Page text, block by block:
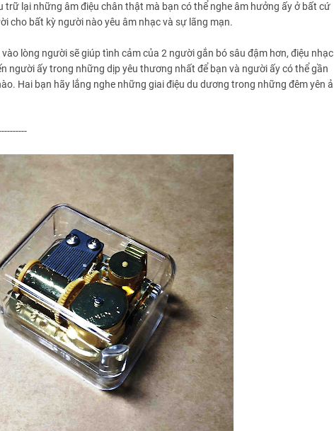
trữ lại những âm điệu chân thật mà bạn có thể nghe âm hưởng ấy ở bất cứ
cho bất kỳ người nào yêu âm nhạc và sự lãng mạn.
lòng người sẽ giúp tình cảm của 2 người gắn bó sâu đậm hơn, điệu nhạc
người ấy trong những dịp yêu thương nhất để bạn và người ấy có thể gần
Hai bạn hãy lắng nghe những giai điệu du dương trong những đêm yên ả